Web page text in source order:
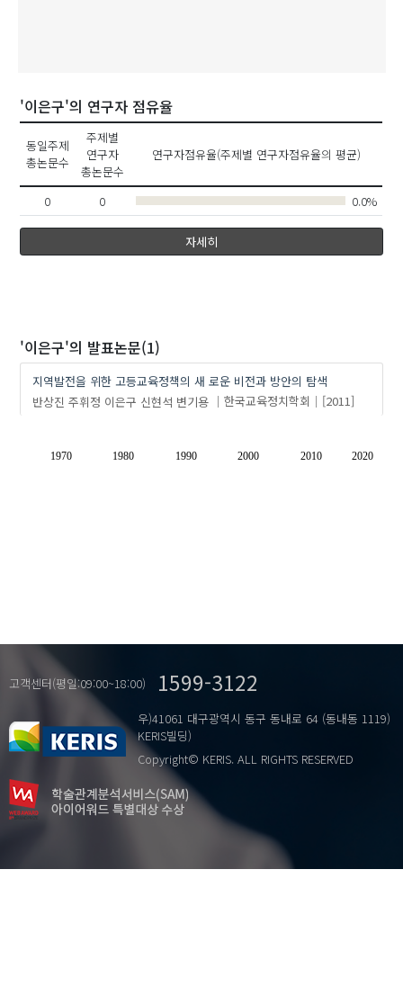
'이은구'의 연구자 점유율
동일주제
총논문수
주제별
연구자
총논문수
연구자점유율(주제별 연구자점유율의 평균)
0 0 0.0%
자세히
'이은구'의 발표논문(1)
지역발전을 위한 고등교육정책의 새 로운 비전과 방안의 탐색
반상진 주휘정 이은구 신현석 변기용 한국교육정치학회 [2011]
1970 1980 1990 2000 2010 2020
고객센터(평일:09:00~18:00) 1599-3122
우)41061 대구광역시 동구 동내로 64 (동내동 1119)
KERIS빌딩)
Copyright© KERIS. ALL RIGHTS RESERVED